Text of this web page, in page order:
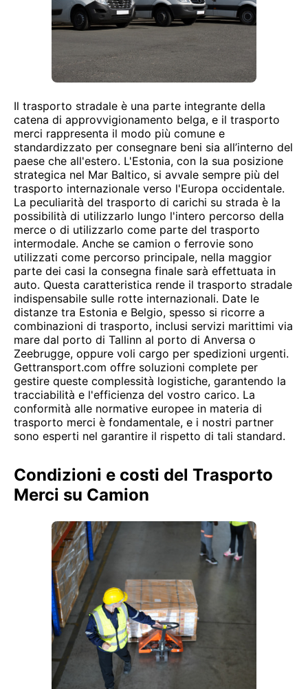
Il trasporto stradale è una parte integrante della
catena di approvvigionamento belga, e il trasporto
merci rappresenta il modo più comune e
standardizzato per consegnare beni sia all’interno del
paese che all'estero. L'Estonia, con la sua posizione
strategica nel Mar Baltico, si avvale sempre più del
trasporto internazionale verso l'Europa occidentale.
La peculiarità del trasporto di carichi su strada è la
possibilità di utilizzarlo lungo l'intero percorso della
merce o di utilizzarlo come parte del trasporto
intermodale. Anche se camion o ferrovie sono
utilizzati come percorso principale, nella maggior
parte dei casi la consegna finale sarà effettuata in
auto. Questa caratteristica rende il trasporto stradale
indispensabile sulle rotte internazionali. Date le
distanze tra Estonia e Belgio, spesso si ricorre a
combinazioni di trasporto, inclusi servizi marittimi via
mare dal porto di Tallinn al porto di Anversa o
Zeebrugge, oppure voli cargo per spedizioni urgenti.
Gettransport.com offre soluzioni complete per
gestire queste complessità logistiche, garantendo la
tracciabilità e l'efficienza del vostro carico. La
conformità alle normative europee in materia di
trasporto merci è fondamentale, e i nostri partner
sono esperti nel garantire il rispetto di tali standard.
Condizioni e costi del Trasporto
Merci su Camion